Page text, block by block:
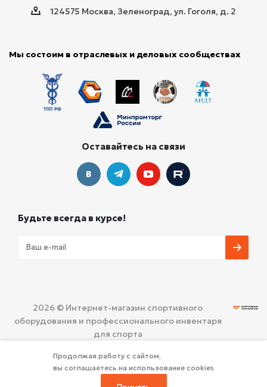
124575 Москва, Зеленоград, ул. Гоголя, д. 2
Мы состоим в отраслевых и деловых сообществах
Оставайтесь на связи
Будьте всегда в курсе!
2026 © Интернет-магазин спортивного
оборудования и профессионального инвентаря
для спорта
конфиденциальности
Продолжая работу с сайтом,
вы соглашаетесь на использование cookies